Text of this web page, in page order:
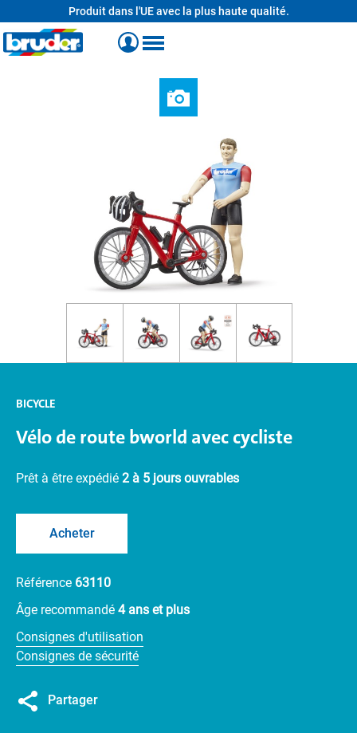
Produit dans l'UE avec la plus haute qualité.
BICYCLE
Vélo de route bworld avec cycliste
Prêt à être expédié 2 à 5 jours ouvrables
Acheter
Référence 63110
Âge recommandé 4 ans et plus
Consignes d'utilisation
Consignes de sécurité
Partager